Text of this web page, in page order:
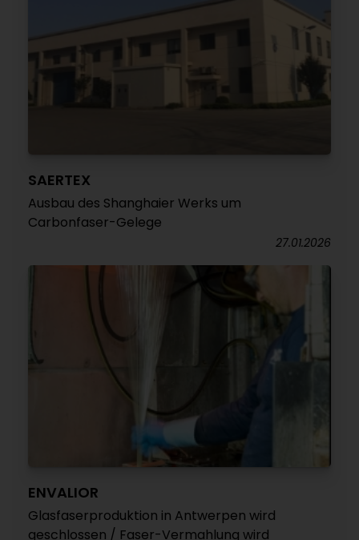
SAERTEX
Ausbau des Shanghaier Werks um
Carbonfaser-Gelege
27.01.2026
ENVALIOR
Glasfaserproduktion in Antwerpen wird
geschlossen / Faser-Vermahlung wird